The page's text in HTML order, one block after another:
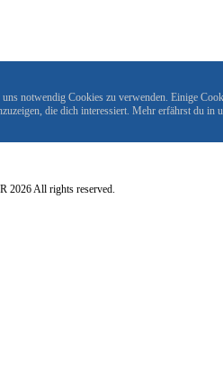
notwendig Cookies zu verwenden. Einige
die dich interessiert. Mehr erfährst du in
2026 All rights reserved.